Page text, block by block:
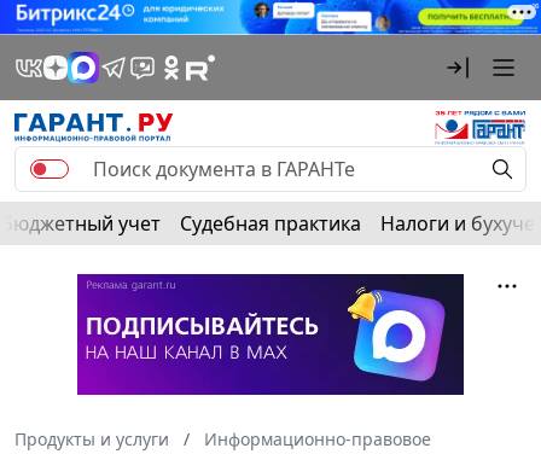
Бюджетный учет Судебная практика Налоги и
Продукты и услуги
Информационно-правовое